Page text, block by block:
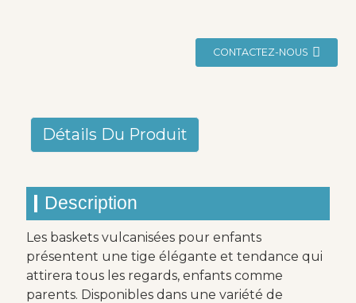
CONTACTEZ-NOUS
Détails Du Produit
Description
Les baskets vulcanisées pour enfants
présentent une tige élégante et tendance qui
attirera tous les regards, enfants comme
parents. Disponibles dans une variété de